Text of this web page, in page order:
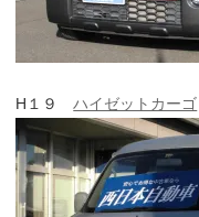
H１９ハイゼットカーゴ